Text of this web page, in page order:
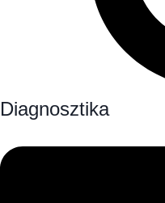
Diagnosztika